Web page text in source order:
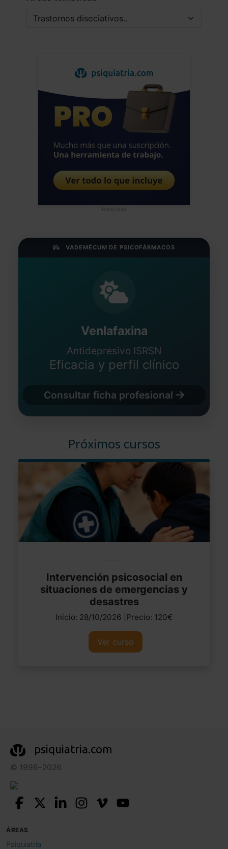
Publicidad
VADEMÉCUM DE PSICOFÁRMACOS
Venlafaxina
Antidepresivo ISRSN
Eficacia y perfil clínico
Consultar ficha profesional
Próximos cursos
Intervención psicosocial en
situaciones de emergencias y
desastres
Inicio: 28/10/2026 |Precio: 120€
Ver curso
psiquiatria.com
© 1996–2026
ÁREAS
Psiquiatría